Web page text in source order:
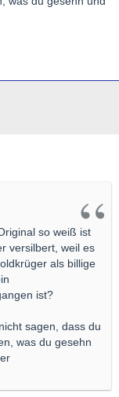
so weiß ist
versilbert, weil es
als billige
ist?
sagen, dass du
was du gesehn